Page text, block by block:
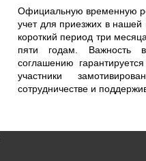
Официальную временную
учет для приезжих в
короткий период три
пяти годам. Важность
соглашению
участники
сотрудничестве и